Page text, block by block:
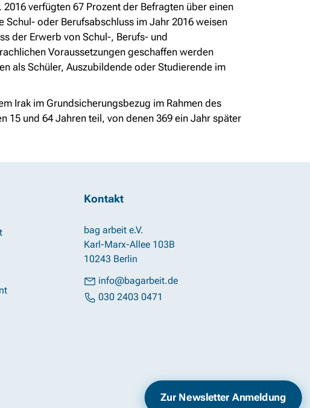
verfügten 67 Prozent der Befragten über einen
oder Berufsabschluss im Jahr 2016 weisen
der Erwerb von Schul-, Berufs- und
Voraussetzungen geschaffen werden
als Schüler, Auszubildende oder Studierende im
Irak im Grundsicherungsbezug im Rahmen des
15 und 64 Jahren teil, von denen 369 ein Jahr später
Kontakt
bag arbeit e.V.
Karl-Marx-Allee 103B
10243 Berlin
info@bagarbeit.de
030 2403 0471
Impressum Datenschutz
Zur Newsletter Anmeldung